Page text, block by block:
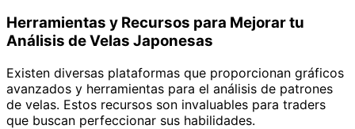
Herramientas y Recursos para Mejorar tu
Análisis de Velas Japonesas
Existen diversas plataformas que proporcionan gráficos
avanzados y herramientas para el análisis de patrones
de velas. Estos recursos son invaluables para traders
que buscan perfeccionar sus habilidades.